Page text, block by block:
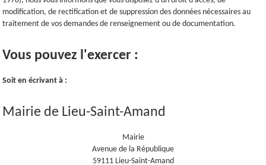
modification, de rectification et de suppression des données nécessaires au
traitement de vos demandes de renseignement ou de documentation.
Vous pouvez l'exercer :
Soit en écrivant à :
Mairie de Lieu-Saint-Amand
Mairie
Avenue de la République
59111 Lieu-Saint-Amand